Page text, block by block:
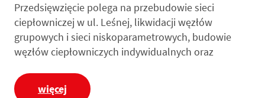
Przedsięwzięcie polega na przebudowie sieci
ciepłowniczej w ul. Leśnej, likwidacji węzłów
grupowych i sieci niskoparametrowych, budowie
węzłów ciepłowniczych indywidualnych oraz
więcej